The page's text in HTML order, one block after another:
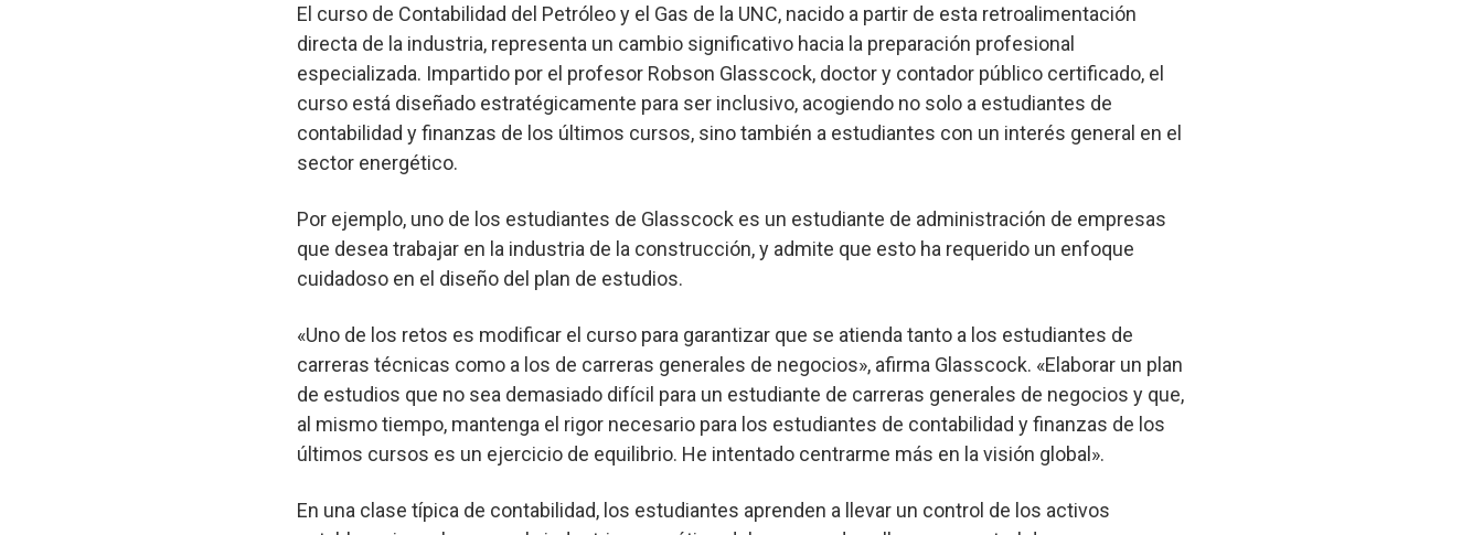
El curso de Contabilidad del Petróleo y el Gas de la UNC, nacido a partir de esta retroalimentación
directa de la industria, representa un cambio significativo hacia la preparación profesional
especializada. Impartido por el profesor Robson Glasscock, doctor y contador público certificado, el
curso está diseñado estratégicamente para ser inclusivo, acogiendo no solo a estudiantes de
contabilidad y finanzas de los últimos cursos, sino también a estudiantes con un interés general en el
sector energético.
Por ejemplo, uno de los estudiantes de Glasscock es un estudiante de administración de empresas
que desea trabajar en la industria de la construcción, y admite que esto ha requerido un enfoque
cuidadoso en el diseño del plan de estudios.
«Uno de los retos es modificar el curso para garantizar que se atienda tanto a los estudiantes de
carreras técnicas como a los de carreras generales de negocios», afirma Glasscock. «Elaborar un plan
de estudios que no sea demasiado difícil para un estudiante de carreras generales de negocios y que,
al mismo tiempo, mantenga el rigor necesario para los estudiantes de contabilidad y finanzas de los
últimos cursos es un ejercicio de equilibrio. He intentado centrarme más en la visión global».
En una clase típica de contabilidad, los estudiantes aprenden a llevar un control de los activos